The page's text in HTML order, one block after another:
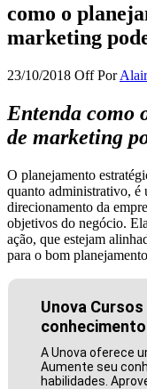
como o
marketing
23/10/2018 OffPor
Entenda como
de marketing
O planejamento
quanto administrativo, é
direcionamento da
objetivos do negócio.
ação, que estejam
para o bom
Unova
A Unova oferece
Aumente seu
habilidades.